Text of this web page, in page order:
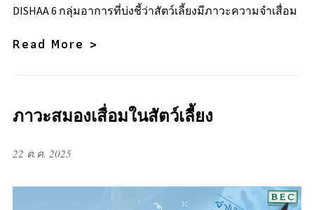
DISHAA 6 กลุ่มอาการที่บ่งชี้ว่าสัตว์เลี้ยงมีภาวะความจำเสื่อม
Read More >
ภาวะสมองเสื่อมในสัตว์เลี้ยง
22 ต.ค. 2025